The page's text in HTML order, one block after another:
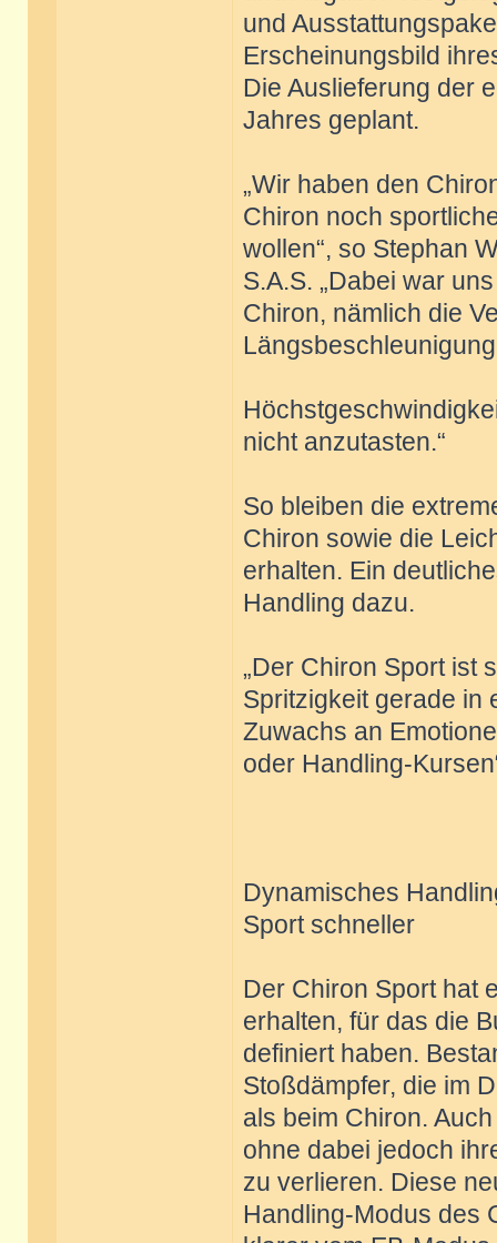
und
Erscheinungsbild
Die Auslieferung der
Jahres geplant.
„Wir haben den
Chiron noch
wollen“, so Stephan
S.A.S. „Dabei war
Chiron, nämlich die
nicht anzutasten.“
So bleiben die
Chiron sowie die
erhalten. Ein
Handling dazu.
„Der Chiron Sport ist
Spritzigkeit gerade in
Zuwachs an
oder Handling-
Dynamisches
Sport schneller
Der Chiron Sport hat
erhalten, für das die
definiert haben.
Stoßdämpfer, die im
als beim Chiron.
ohne dabei jedoch
zu verlieren. Diese
Handling-Modus des